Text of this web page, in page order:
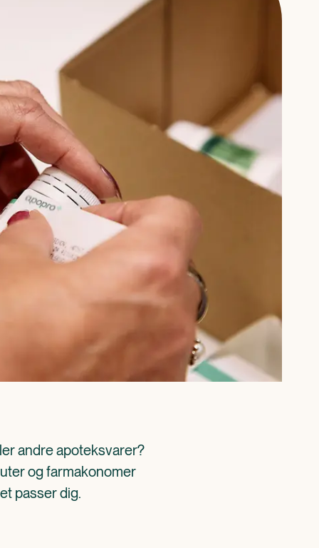
andre apoteksvarer?
og farmakonomer
passer dig.